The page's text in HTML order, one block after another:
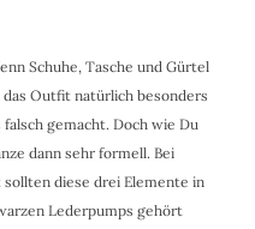
Schuhe, Tasche und Gürtel
Outfit natürlich besonders
gemacht. Doch wie Du
dann sehr formell. Bei
diese drei Elemente in
Lederpumps gehört